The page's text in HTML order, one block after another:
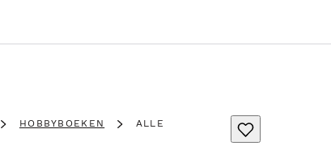
HOBBYBOEKEN
ALLE